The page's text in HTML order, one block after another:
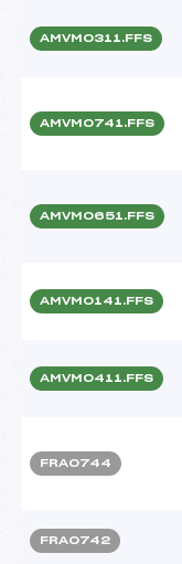
AMVM0311.FFS
AMVM0741.FFS
AMVM0651.FFS
AMVM0141.FFS
AMVM0411.FFS
FRA0744
FRA0742